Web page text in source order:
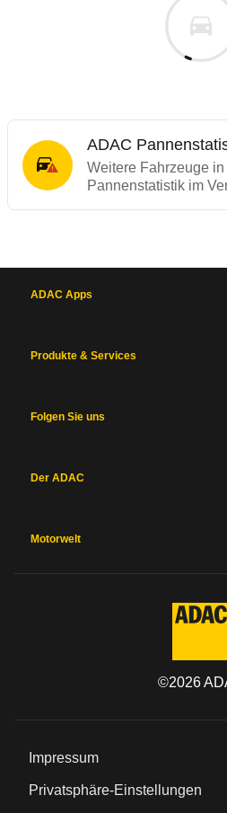
ADAC
Weitere Fahrzeuge in
Pannenstatistik im
ADAC Apps
Produkte & Services
Folgen Sie uns
Der ADAC
Motorwelt
©2026
Impressum
Privatsphäre-Einstellungen